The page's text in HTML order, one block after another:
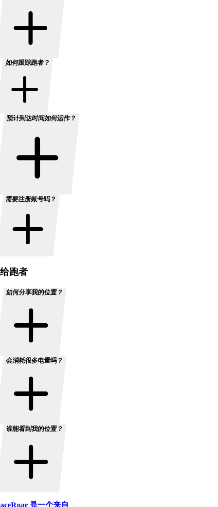
如何跟踪跑者？
预计到达时间如何运作？
需要注册账号吗？
给跑者
如何分享我的位置？
会消耗很多电量吗？
谁能看到我的位置？
是一个来自